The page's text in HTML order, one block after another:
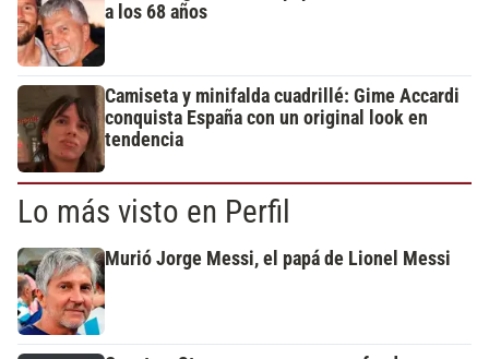
a los 68 años
Camiseta y minifalda cuadrillé: Gime Accardi
conquista España con un original look en
tendencia
Lo más visto en Perfil
Murió Jorge Messi, el papá de Lionel Messi